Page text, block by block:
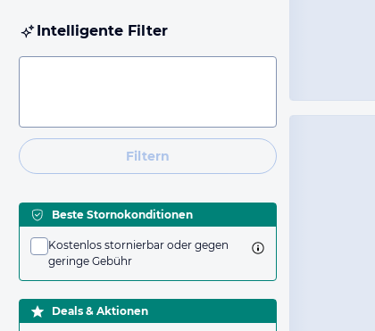
Intelligente Filter
Filtern
Beste Stornokonditionen
Kostenlos stornierbar oder gegen
geringe Gebühr
Deals & Aktionen